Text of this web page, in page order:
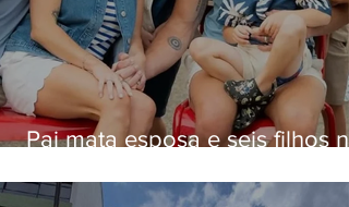
Pai mata esposa e seis filhos